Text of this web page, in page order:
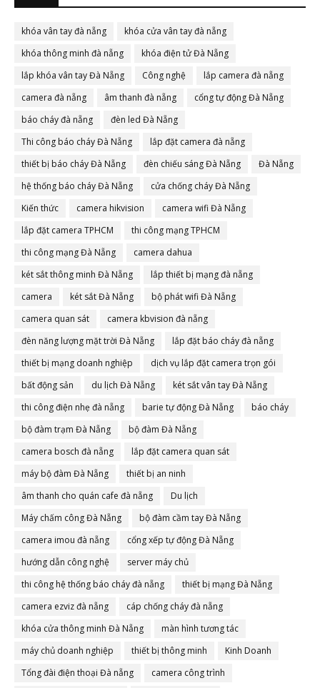
khóa vân tay đà nẵng
khóa cửa vân tay đà nẵng
khóa thông minh đà nẵng
khóa điện tử Đà Nẵng
lắp khóa vân tay Đà Nẵng
Công nghệ
lắp camera đà nẵng
camera đà nẵng
âm thanh đà nẵng
cổng tự động Đà Nẵng
báo cháy đà nẵng
đèn led Đà Nẵng
Thi công báo cháy Đà Nẵng
lắp đặt camera đà nẵng
thiết bị báo cháy Đà Nẵng
đèn chiếu sáng Đà Nẵng
Đà Nẵng
hệ thống báo cháy Đà Nẵng
cửa chống cháy Đà Nẵng
Kiến thức
camera hikvision
camera wifi Đà Nẵng
lắp đặt camera TPHCM
thi công mạng TPHCM
thi công mạng Đà Nẵng
camera dahua
két sắt thông minh Đà Nẵng
lắp thiết bị mạng đà nẵng
camera
két sắt Đà Nẵng
bộ phát wifi Đà Nẵng
camera quan sát
camera kbvision đà nẵng
đèn năng lượng mặt trời Đà Nẵng
lắp đặt báo cháy đà nẵng
thiết bị mạng doanh nghiệp
dịch vụ lắp đặt camera trọn gói
bất động sản
du lịch Đà Nẵng
két sắt vân tay Đà Nẵng
thi công điện nhẹ đà nẵng
barie tự động Đà Nẵng
báo cháy
bộ đàm trạm Đà Nẵng
bộ đàm Đà Nẵng
camera bosch đà nẵng
lắp đặt camera quan sát
máy bộ đàm Đà Nẵng
thiết bị an ninh
âm thanh cho quán cafe đà nẵng
Du lịch
Máy chấm công Đà Nẵng
bộ đàm cầm tay Đà Nẵng
camera imou đà nẵng
cổng xếp tự động Đà Nẵng
hướng dẫn công nghệ
server máy chủ
thi công hệ thống báo cháy đà nẵng
thiết bị mạng Đà Nẵng
camera ezviz đà nẵng
cáp chống cháy đà nẵng
khóa cửa thông minh Đà Nẵng
màn hình tương tác
máy chủ doanh nghiệp
thiết bị thông minh
Kinh Doanh
Tổng đài điện thoại Đà nẵng
camera công trình